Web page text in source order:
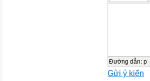
Đường dẫn: p
Gửi ý kiến